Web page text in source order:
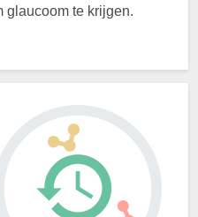
glaucoom te krijgen.